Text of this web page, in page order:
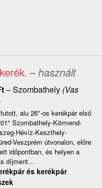
– használt
–Szombathely(Vas
alu 26"-os kerékpár első
Szombathely-Körmend-
Hévíz-Keszthely-
Veszprém útvonalon, előre
időpontban, és helyen a
díjment...
és kerékpár